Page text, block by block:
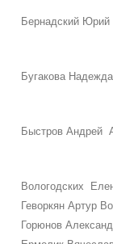
Бернадский Юрий
Бугакова
Быстров Андрей
Вологодских
Геворкян Артур
Горюнов